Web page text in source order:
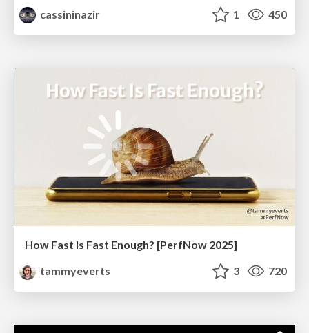
cassininazir
1 450
How Fast Is Fast Enough? [PerfNow 2025]
tammyeverts
3 720